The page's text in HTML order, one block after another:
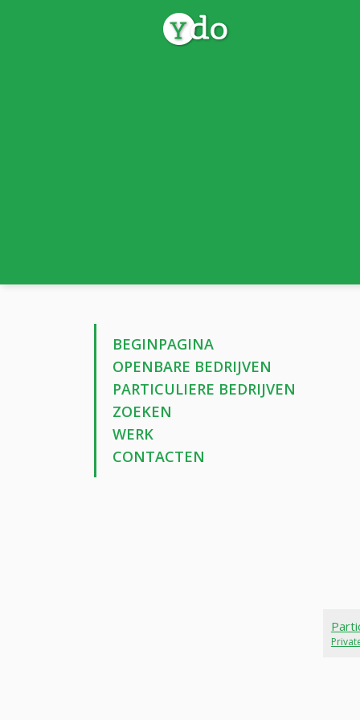
BEGINPAGINA
OPENBARE BEDRIJVEN
PARTICULIERE BEDRIJVEN
ZOEKEN
WERK
CONTACTEN